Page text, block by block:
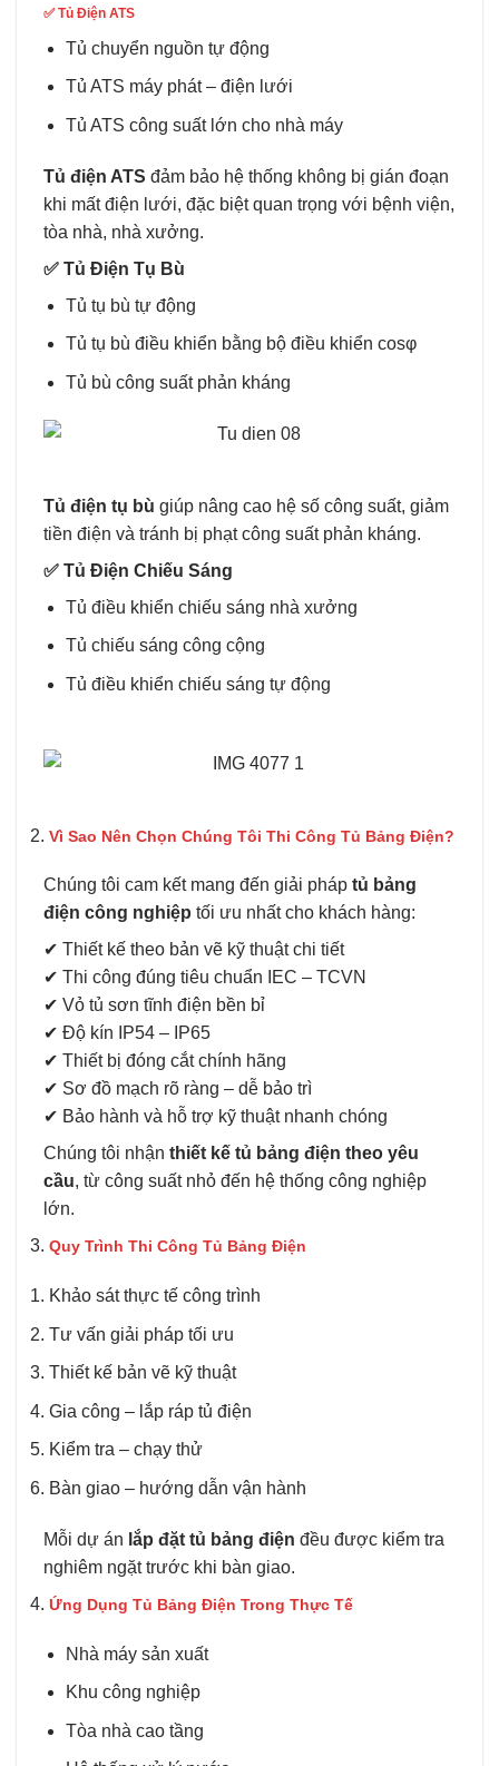
✅Tủ Điện ATS
Tủ chuyển nguồn tự động
Tủ ATS máy phát – điện lưới
Tủ ATS công suất lớn cho nhà máy
Tủ điện ATS đảm bảo hệ thống không bị gián đoạn
khi mất điện lưới, đặc biệt quan trọng với bệnh viện,
tòa nhà, nhà xưởng.
✅ Tủ Điện Tụ Bù
Tủ tụ bù tự động
Tủ tụ bù điều khiển bằng bộ điều khiển cosφ
Tủ bù công suất phản kháng
Tủ điện tụ bù giúp nâng cao hệ số công suất, giảm
tiền điện và tránh bị phạt công suất phản kháng.
✅ Tủ Điện Chiếu Sáng
Tủ điều khiển chiếu sáng nhà xưởng
Tủ chiếu sáng công cộng
Tủ điều khiển chiếu sáng tự động
Vì Sao Nên Chọn Chúng Tôi Thi Công Tủ Bảng Điện?
Chúng tôi cam kết mang đến giải pháp tủ bảng
điện công nghiệp tối ưu nhất cho khách hàng:
✔ Thiết kế theo bản vẽ kỹ thuật chi tiết
✔ Thi công đúng tiêu chuẩn IEC – TCVN
✔ Vỏ tủ sơn tĩnh điện bền bỉ
✔ Độ kín IP54 – IP65
✔ Thiết bị đóng cắt chính hãng
✔ Sơ đồ mạch rõ ràng – dễ bảo trì
✔ Bảo hành và hỗ trợ kỹ thuật nhanh chóng
Chúng tôi nhận thiết kế tủ bảng điện theo yêu
cầu, từ công suất nhỏ đến hệ thống công nghiệp
lớn.
Quy Trình Thi Công Tủ Bảng Điện
Khảo sát thực tế công trình
Tư vấn giải pháp tối ưu
Thiết kế bản vẽ kỹ thuật
Gia công – lắp ráp tủ điện
Kiểm tra – chạy thử
Bàn giao – hướng dẫn vận hành
Mỗi dự án lắp đặt tủ bảng điện đều được kiểm tra
nghiêm ngặt trước khi bàn giao.
Ứng Dụng Tủ Bảng Điện Trong Thực Tế
Nhà máy sản xuất
Khu công nghiệp
Tòa nhà cao tầng